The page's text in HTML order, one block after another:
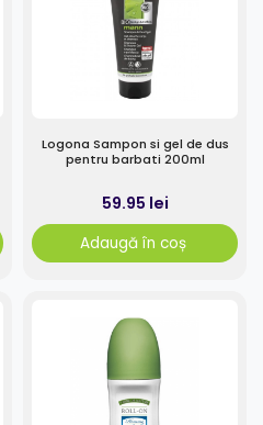
Logona Sampon si gel de dus
pentru barbati 200ml
59.95 lei
Adaugă în coș